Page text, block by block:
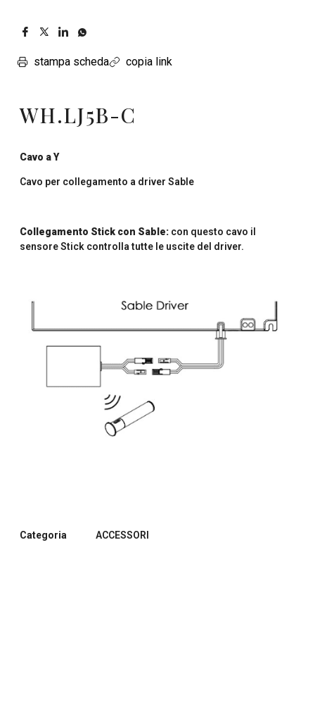
stampa scheda copia link
WH.LJ5B-C
Cavo a Y
Cavo per collegamento a driver Sable
Collegamento Stick con Sable: con questo cavo il
sensore Stick controlla tutte le uscite del driver.
Categoria ACCESSORI